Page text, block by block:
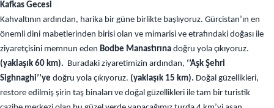
Kafkas Gecesi
Kahvaltının ardından, harika bir güne birlikte başlıyoruz. Gürcistan’ın en
önemli dini mabetlerinden birisi olan ve mimarisi ve etrafındaki doğası ile
ziyaretçisini memnun eden Bodbe Manastırına doğru yola çıkıyoruz.
(yaklaşık 60 km). Buradaki ziyaretimizin ardından, ‘’Aşk Şehri
Sighnaghi’’ye doğru yola çıkıyoruz. (yaklaşık 15 km). Doğal güzellikleri,
restore edilmiş şirin taş binaları ve doğal güzellikleri ile tam bir turistik